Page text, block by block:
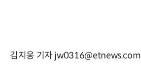
김지웅 기자 jw0316@etnews.com